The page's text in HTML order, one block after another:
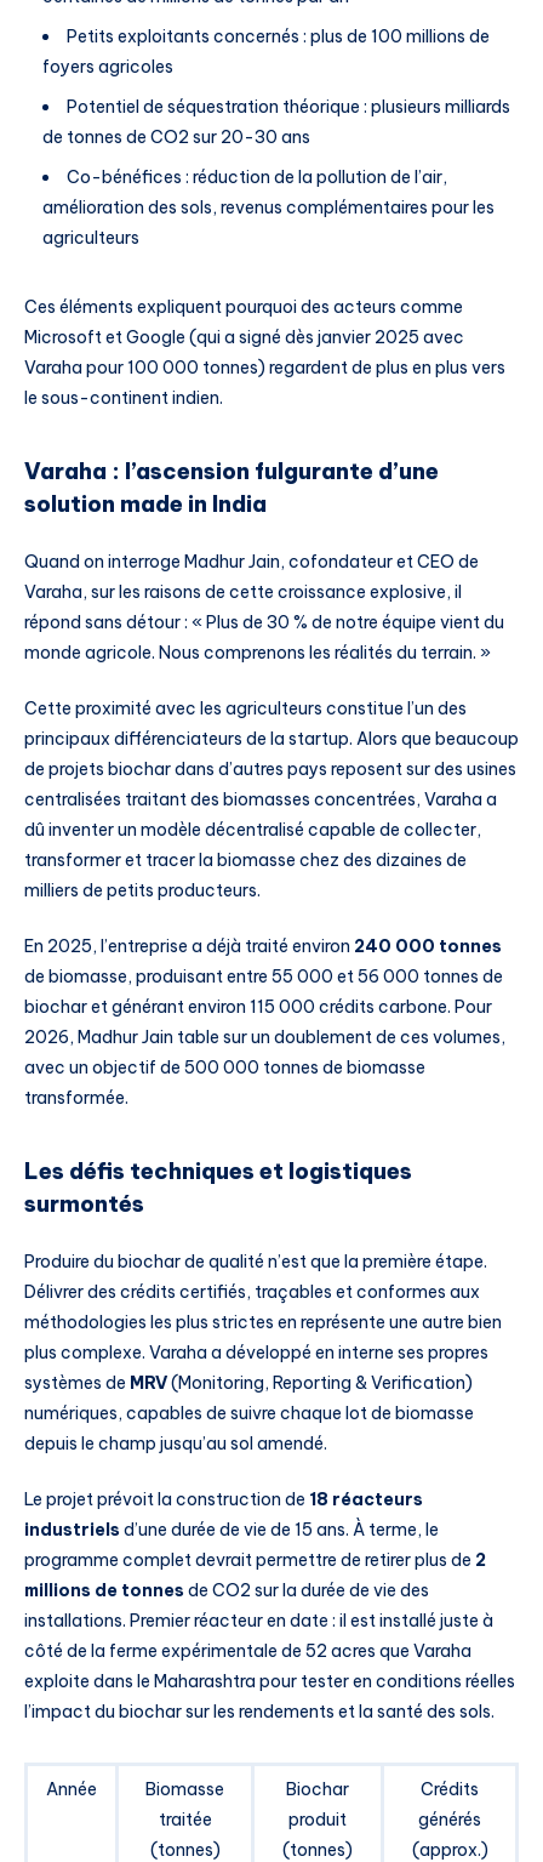
Petits exploitants concernés : plus de 100 millions de
foyers agricoles
Potentiel de séquestration théorique : plusieurs milliards
de tonnes de CO2 sur 20-30 ans
Co-bénéfices : réduction de la pollution de l’air,
amélioration des sols, revenus complémentaires pour les
agriculteurs
Ces éléments expliquent pourquoi des acteurs comme
Microsoft et Google (qui a signé dès janvier 2025 avec
Varaha pour 100 000 tonnes) regardent de plus en plus vers
le sous-continent indien.
Varaha : l’ascension fulgurante d’une
solution made in India
Quand on interroge Madhur Jain, cofondateur et CEO de
Varaha, sur les raisons de cette croissance explosive, il
répond sans détour : « Plus de 30 % de notre équipe vient du
monde agricole. Nous comprenons les réalités du terrain. »
Cette proximité avec les agriculteurs constitue l’un des
principaux différenciateurs de la startup. Alors que beaucoup
de projets biochar dans d’autres pays reposent sur des usines
centralisées traitant des biomasses concentrées, Varaha a
dû inventer un modèle décentralisé capable de collecter,
transformer et tracer la biomasse chez des dizaines de
milliers de petits producteurs.
En 2025, l’entreprise a déjà traité environ 240 000 tonnes
de biomasse, produisant entre 55 000 et 56 000 tonnes de
biochar et générant environ 115 000 crédits carbone. Pour
2026, Madhur Jain table sur un doublement de ces volumes,
avec un objectif de 500 000 tonnes de biomasse
transformée.
Les défis techniques et logistiques
surmontés
Produire du biochar de qualité n’est que la première étape.
Délivrer des crédits certifiés, traçables et conformes aux
méthodologies les plus strictes en représente une autre bien
plus complexe. Varaha a développé en interne ses propres
systèmes de MRV(Monitoring, Reporting & Verification)
numériques, capables de suivre chaque lot de biomasse
depuis le champ jusqu’au sol amendé.
Le projet prévoit la construction de 18 réacteurs
industriels d’une durée de vie de 15 ans. À terme, le
programme complet devrait permettre de retirer plus de 2
millions de tonnes de CO2 sur la durée de vie des
installations. Premier réacteur en date : il est installé juste à
côté de la ferme expérimentale de 52 acres que Varaha
exploite dans le Maharashtra pour tester en conditions réelles
l’impact du biochar sur les rendements et la santé des sols.
Année
Biomasse
traitée
(tonnes)
Biochar
produit
(tonnes)
Crédits
générés
(approx.)